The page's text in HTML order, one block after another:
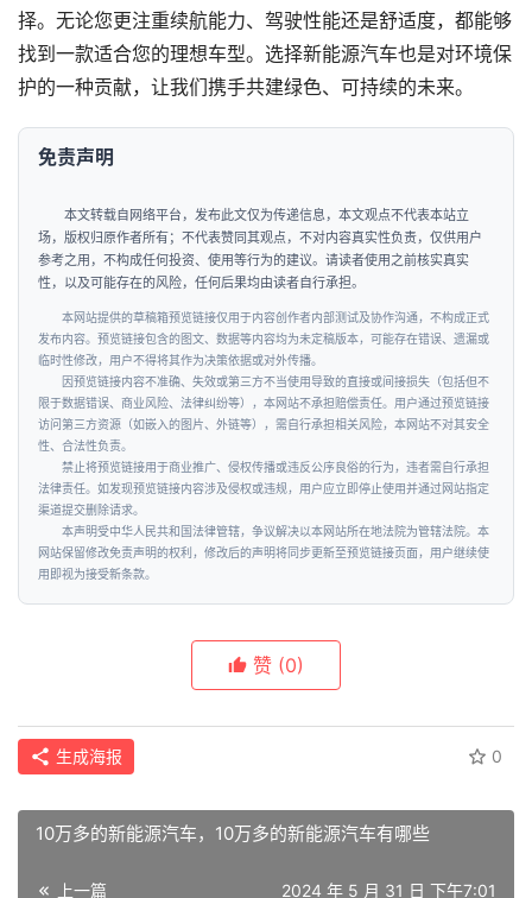
要
闻
司
财
经
科
技
汽
车
地
产
创
投
融
学
登录 注册
择。无论您更注重续航能力、驾驶性能还是舒适度，都能够
找到一款适合您的理想车型。选择新能源汽车也是对环境保
护的一种贡献，让我们携手共建绿色、可持续的未来。
免责声明
本文转载自网络平台，发布此文仅为传递信息，本文观点不代表本站立
场，版权归原作者所有；不代表赞同其观点，不对内容真实性负责，仅供用户
参考之用，不构成任何投资、使用等行为的建议。请读者使用之前核实真实
性，以及可能存在的风险，任何后果均由读者自行承担。
本网站提供的草稿箱预览链接仅用于内容创作者内部测试及协作沟通，不构成正式
发布内容。预览链接包含的图文、数据等内容均为未定稿版本，可能存在错误、遗漏或
临时性修改，用户不得将其作为决策依据或对外传播。
因预览链接内容不准确、失效或第三方不当使用导致的直接或间接损失（包括但不
限于数据错误、商业风险、法律纠纷等），本网站不承担赔偿责任。用户通过预览链接
访问第三方资源（如嵌入的图片、外链等），需自行承担相关风险，本网站不对其安全
性、合法性负责。
禁止将预览链接用于商业推广、侵权传播或违反公序良俗的行为，违者需自行承担
法律责任。如发现预览链接内容涉及侵权或违规，用户应立即停止使用并通过网站指定
渠道提交删除请求。
本声明受中华人民共和国法律管辖，争议解决以本网站所在地法院为管辖法院。本
网站保留修改免责声明的权利，修改后的声明将同步更新至预览链接页面，用户继续使
用即视为接受新条款。
赞 (0)
生成海报 0
10万多的新能源汽车，10万多的新能源汽车有哪些
上一篇 2024 年 5 月 31 日 下午7:01